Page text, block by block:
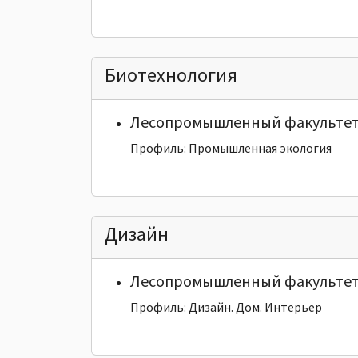
Биотехнология
Лесопромышленный
Профиль: Промышленная экология
Дизайн
Лесопромышленный
Профиль: Дизайн. Дом. Интерьер